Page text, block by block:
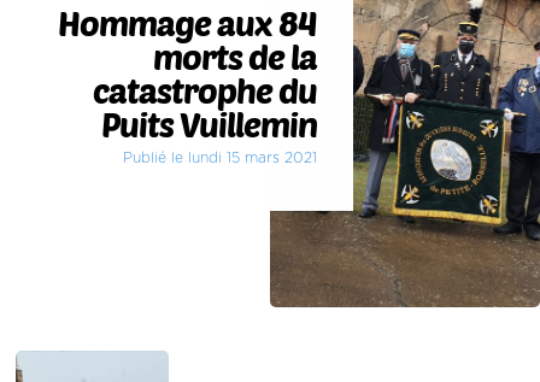
Hommage aux 84
morts de la
catastrophe du
Puits Vuillemin
Publié le lundi 15 mars 2021